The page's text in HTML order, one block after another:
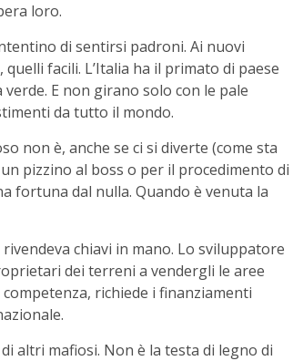
loro.
di sentirsi padroni. Ai nuovi
facili. L’Italia ha il primato di paese
E non girano solo con le pale
da tutto il mondo.
non è, anche se ci si diverte (come sta
pizzino al boss o per il procedimento di
fortuna dal nulla. Quando è venuta la
chiavi in mano. Lo sviluppatore
dei terreni a vendergli le aree
richiede i finanziamenti
altri mafiosi. Non è la testa di legno di